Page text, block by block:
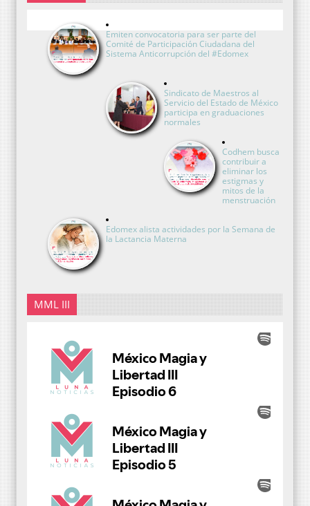
Emiten convocatoria para ser parte del
Comité de Participación Ciudadana del
Sistema Anticorrupción del #Edomex
Sindicato de Maestros al
Servicio del Estado de México
participa en graduaciones
normales
Codhem busca
contribuir a
eliminar los
estigmas y
mitos de la
menstruación
Edomex alista actividades por la Semana de
la Lactancia Materna
MML III